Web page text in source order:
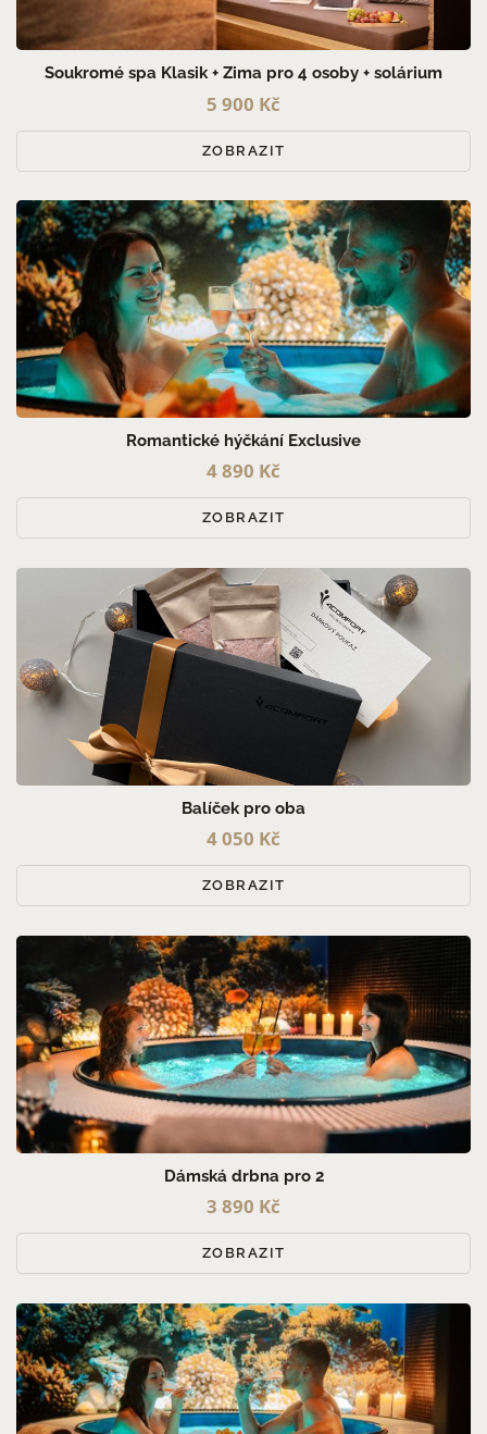
Soukromé spa Klasik + Zima pro 4 osoby + solárium
5 900 Kč
ZOBRAZIT
Romantické hýčkání Exclusive
4 890 Kč
ZOBRAZIT
Balíček pro oba
4 050 Kč
ZOBRAZIT
Dámská drbna pro 2
3 890 Kč
ZOBRAZIT